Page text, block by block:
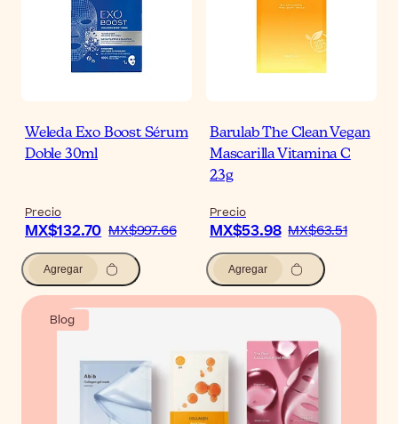
Weleda Exo Boost Sérum
Doble 30ml
Precio
MX$132.70 MX$997.66
Agregar
Barulab The Clean Vegan
Mascarilla Vitamina C
23g
Precio
MX$53.98 MX$63.51
Agregar
Blog